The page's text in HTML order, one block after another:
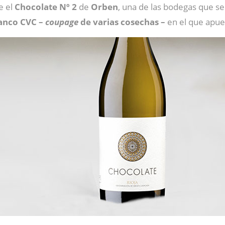
el Chocolate Nº 2 de Orben, una de las bodegas que
CVC – coupage de varias cosechas – en el que